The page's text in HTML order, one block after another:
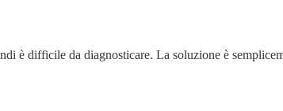
è difficile da diagnosticare. La soluzione è